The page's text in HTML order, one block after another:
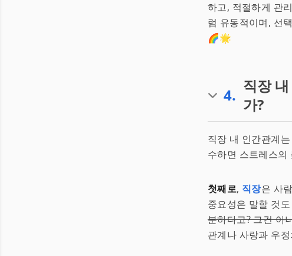
하고, 적절하게 관
럼 유동적이며, 선
🌈🌟
4. 직장
가?
직장 내 인간관계
수하면 스트레스의
첫째로, 직장은 사
중요성은 말할 것
분하다고? 그건 아
관계나 사랑과 우